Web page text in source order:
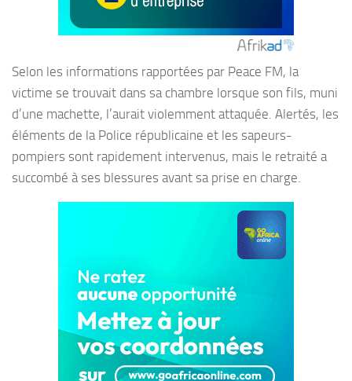
Selon les informations rapportées par Peace FM, la
victime se trouvait dans sa chambre lorsque son fils, muni
d’une machette, l’aurait violemment attaquée. Alertés, les
éléments de la Police républicaine et les sapeurs-
pompiers sont rapidement intervenus, mais le retraité a
succombé à ses blessures avant sa prise en charge.